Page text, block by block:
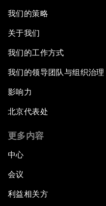
我们的策略
关于我们
我们的工作方式
我们的领导团队与组织治理
影响力
北京代表处
更多内容
中心
会议
利益相关方